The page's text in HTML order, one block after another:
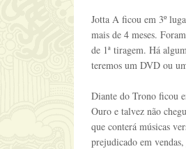
Jotta A ficou em 3º
mais de 4 meses.
de 1ª tiragem. Há
teremos um DVD ou
Diante do Trono ficou
Ouro e talvez não
que conterá músicas
prejudicado em